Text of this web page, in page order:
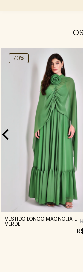
70%
VESTIDO LONGO MAGNOLIA E
VERDE